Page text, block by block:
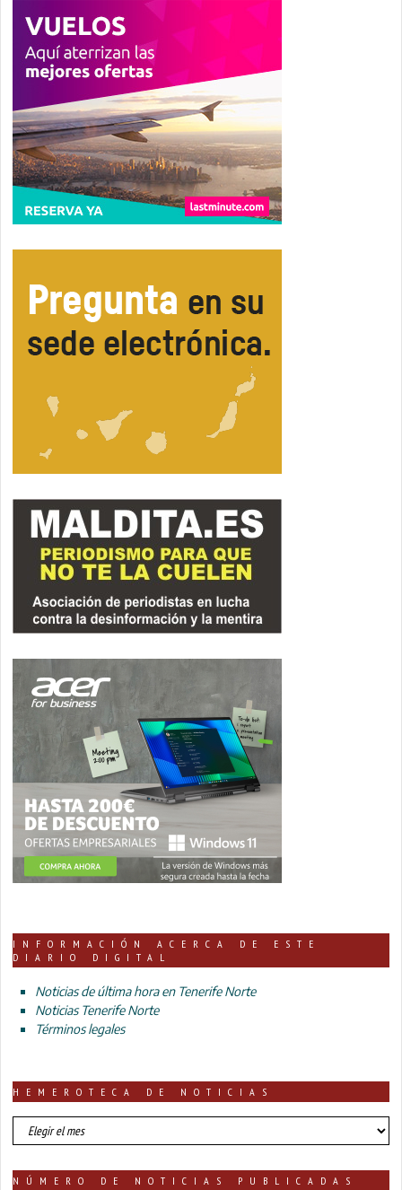
INFORMACIÓN ACERCA DE ESTE
DIARIO DIGITAL
Noticias de última hora en Tenerife Norte
Noticias Tenerife Norte
Términos legales
HEMEROTECA DE NOTICIAS
HEMEROTECA
DE
NÚMERO DE NOTICIAS PUBLICADAS